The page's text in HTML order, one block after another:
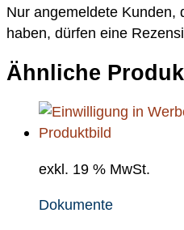
Nur angemeldete Kunden,
haben, dürfen eine
Ähnliche
exkl. 19 % MwSt.
Dokumente